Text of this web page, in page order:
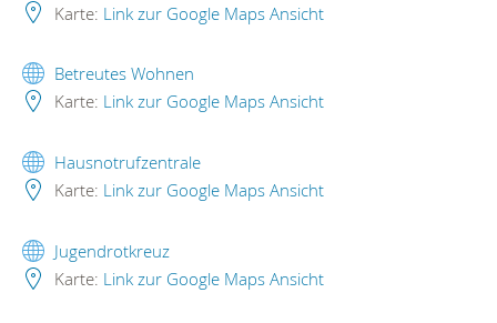
Karte: Link zur Google Maps Ansicht
Betreutes Wohnen
Karte: Link zur Google Maps Ansicht
Hausnotrufzentrale
Karte: Link zur Google Maps Ansicht
Jugendrotkreuz
Karte: Link zur Google Maps Ansicht